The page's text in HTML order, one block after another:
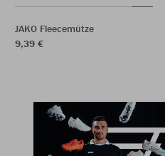
JAKO Fleecemütze
9,39 €